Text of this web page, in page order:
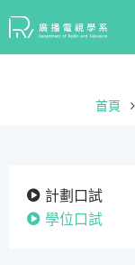
首頁
計劃口試
學位口試